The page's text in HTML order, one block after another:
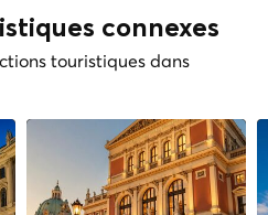
connexes
touristiques dans